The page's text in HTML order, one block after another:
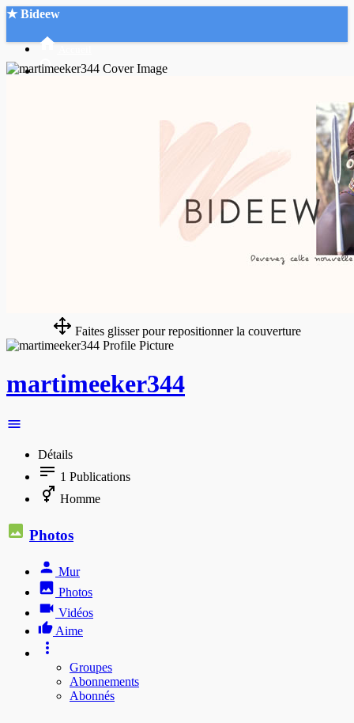
★ Bideew
Faites glisser pour repositionner la couverture
martimeeker344
Détails
1 Publications
Homme
Photos
Mur
Photos
Vidéos
Aime
Groupes
Abonnements
Abonnés